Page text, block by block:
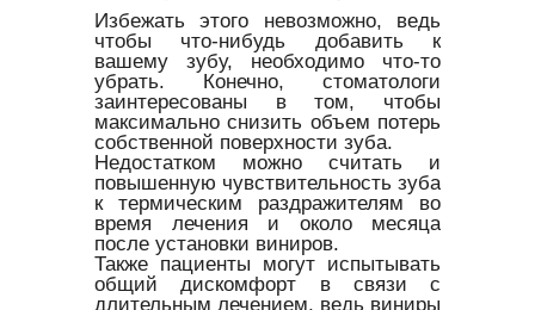
Избежать этого невозможно, ведь
чтобы что-нибудь добавить к
вашему зубу, необходимо что-то
убрать. Конечно, стоматологи
заинтересованы в том, чтобы
максимально снизить объем потерь
собственной поверхности зуба.
Недостатком можно считать и
повышенную чувствительность зуба
к термическим раздражителям во
время лечения и около месяца
после установки виниров.
Также пациенты могут испытывать
общий дискомфорт в связи с
длительным лечением, ведь виниры